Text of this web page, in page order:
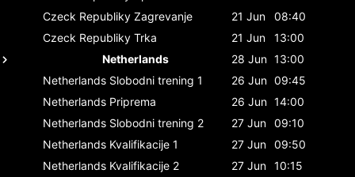
Czeck Republiky Zagrevanje 21 Jun
08:40
Czeck Republiky Trka 21 Jun
13:00
Netherlands
28 Jun 13:00
Netherlands Slobodni trening 1 26 Jun 09:45
Netherlands Priprema 26 Jun 14:00
Netherlands Slobodni trening 2 27 Jun 09:10
Netherlands Kvalifikacije 1 27 Jun 09:50
Netherlands Kvalifikacije 2 27 Jun 10:15